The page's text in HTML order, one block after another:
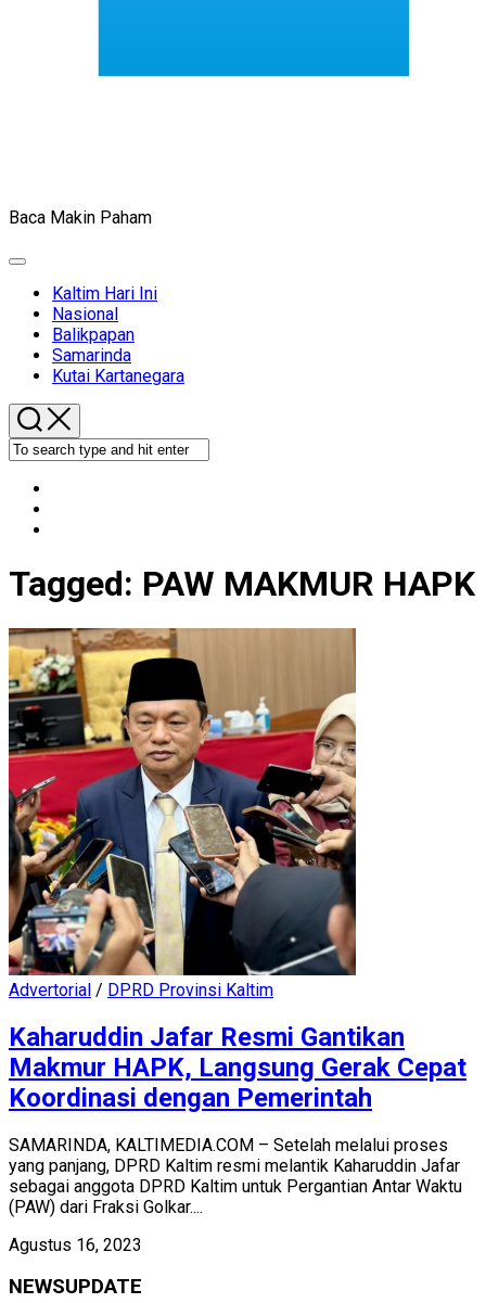
Baca Makin Paham
Expand
Kaltim Hari Ini
Nasional
Balikpapan
Samarinda
Kutai Kartanegara
Tagged: PAW MAKMUR HAPK
Advertorial / DPRD Provinsi Kaltim
Kaharuddin Jafar Resmi Gantikan
Makmur HAPK, Langsung Gerak Cepat
Koordinasi dengan Pemerintah
SAMARINDA, KALTIMEDIA.COM – Setelah melalui proses
yang panjang, DPRD Kaltim resmi melantik Kaharuddin Jafar
sebagai anggota DPRD Kaltim untuk Pergantian Antar Waktu
(PAW) dari Fraksi Golkar....
Agustus 16, 2023
NEWSUPDATE